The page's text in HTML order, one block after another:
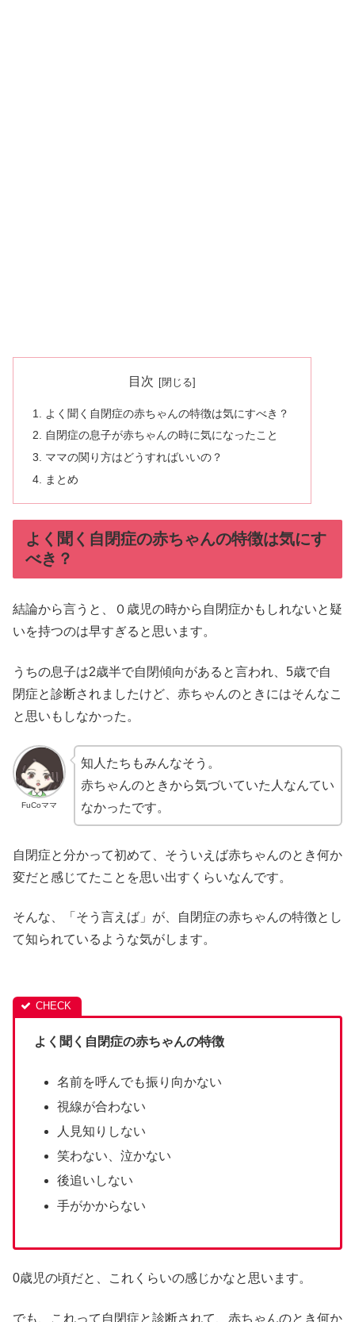
目次
よく聞く自閉症の赤ちゃんの特徴は気にすべき？
自閉症の息子が赤ちゃんの時に気になったこと
ママの関り方はどうすればいいの？
まとめ
よく聞く自閉症の赤ちゃんの特徴は気にす
べき？
結論から言うと、０歳児の時から自閉症かもしれないと疑
いを持つのは早すぎると思います。
うちの息子は2歳半で自閉傾向があると言われ、5歳で自
閉症と診断されましたけど、赤ちゃんのときにはそんなこ
と思いもしなかった。
FuCoママ
知人たちもみんなそう。
赤ちゃんのときから気づいていた人なんてい
なかったです。
自閉症と分かって初めて、そういえば赤ちゃんのとき何か
変だと感じてたことを思い出すくらいなんです。
そんな、「そう言えば」が、自閉症の赤ちゃんの特徴とし
て知られているような気がします。
よく聞く自閉症の赤ちゃんの特徴
名前を呼んでも振り向かない
視線が合わない
人見知りしない
笑わない、泣かない
後追いしない
手がかからない
0歳児の頃だと、これくらいの感じかなと思います。
でも、これって自閉症と診断されて、赤ちゃんのとき何か